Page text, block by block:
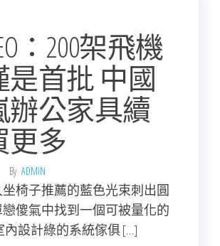
：200架飛機
是首批 中國
辦公家具續
更多
By ADMIN
椅子推薦的藍色光束刺出圓
傻氣中找到一個可被量化的
內設計綠的系統傢俱 […]